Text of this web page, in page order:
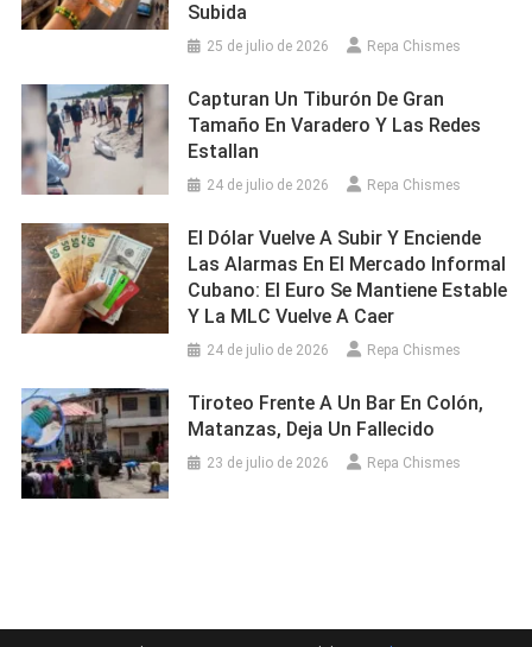
Subida
25 de julio de 2026 Repa Chismes
Capturan Un Tiburón De Gran
Tamaño En Varadero Y Las Redes
Estallan
24 de julio de 2026 Repa Chismes
El Dólar Vuelve A Subir Y Enciende
Las Alarmas En El Mercado Informal
Cubano: El Euro Se Mantiene Estable
Y La MLC Vuelve A Caer
24 de julio de 2026 Repa Chismes
Tiroteo Frente A Un Bar En Colón,
Matanzas, Deja Un Fallecido
23 de julio de 2026 Repa Chismes